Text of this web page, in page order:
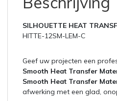
SILHOUETTE HEAT
HITTE-12SM-LEM-C
Geef uw projecten een
Smooth Heat Transfer
Smooth Heat Transfer
afwerking met een glad,